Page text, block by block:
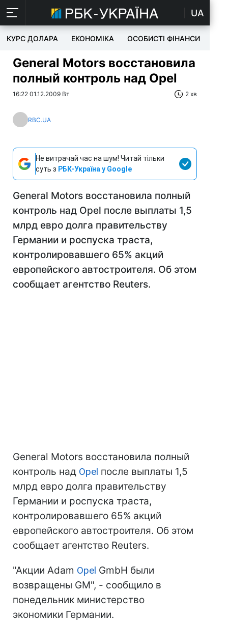
UA
КУРС ДОЛАРА ЕКОНОМІКА ОСОБИСТІ ФІНАНСИ
General Motors восстановила
полный контроль над Opel
16:22 01.12.2009 Вт 2 хв
RBC.UA
Не витрачай час на шум! Читай тільки
суть з РБК-Україна у Google
General Motors восстановила полный
контроль над Opel после выплаты 1,5
млрд евро долга правительству
Германии и роспуска траста,
контролировавшего 65% акций
европейского автостроителя. Об этом
сообщает агентство Reuters.
General Motors восстановила полный
контроль над Opel после выплаты 1,5
млрд евро долга правительству
Германии и роспуска траста,
контролировавшего 65% акций
европейского автостроителя. Об этом
сообщает агентство Reuters.
"Акции Adam Opel GmbH были
возвращены GM", - сообщило в
понедельник министерство
экономики Германии.